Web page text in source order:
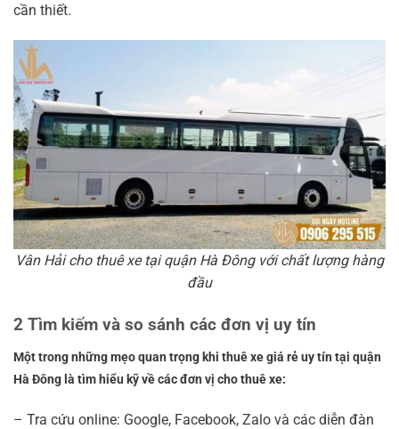
cần thiết.
Vân Hải cho thuê xe tại quận Hà Đông với chất lượng hàng
đầu
2 Tìm kiếm và so sánh các đơn vị uy tín
Một trong những mẹo quan trọng khi thuê xe giá rẻ uy tín tại quận
Hà Đông là tìm hiểu kỹ về các đơn vị cho thuê xe:
– Tra cứu online: Google, Facebook, Zalo và các diễn đàn